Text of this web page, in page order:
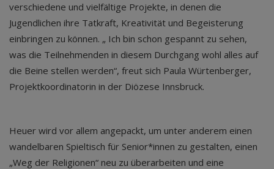
verschiedene und vielfältige Projekte, in denen die
Jugendlichen ihre Tatkraft, Kreativität und Begeisterung
einbringen zu können. „ Ich bin schon gespannt zu sehen,
was die Teilnehmenden in diesem Durchgang wohl alles auf
die Beine stellen werden“, freut sich Paula Würtenberger,
Projektkoordinatorin in der Diözese Innsbruck.
Heuer wird vor allem angepackt, um unter anderem einen
wandelbaren Spieltisch für Senior*innen zu gestalten, einen
„Weg der Religionen“ neu zu überarbeiten und eine